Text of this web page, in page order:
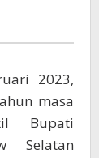
2023,
masa
Bupati
Selatan